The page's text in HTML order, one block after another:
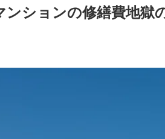
ンションの修繕費地獄